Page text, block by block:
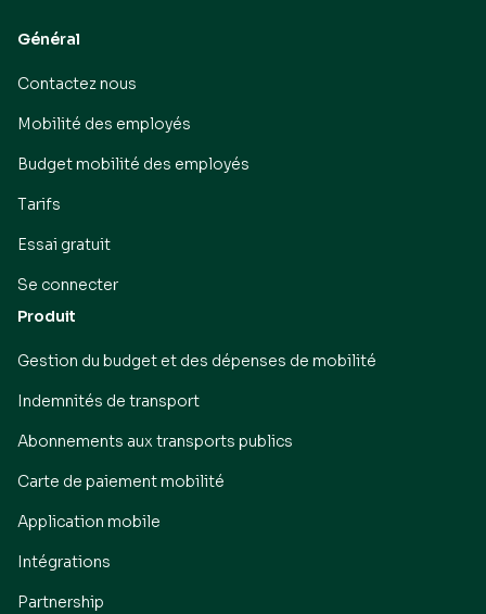
Général
Contactez nous
Mobilité des employés
Budget mobilité des employés
Tarifs
Essai gratuit
Se connecter
Produit
Gestion du budget et des dépenses de mobilité
Indemnités de transport
Abonnements aux transports publics
Carte de paiement mobilité
Application mobile
Intégrations
Partnership